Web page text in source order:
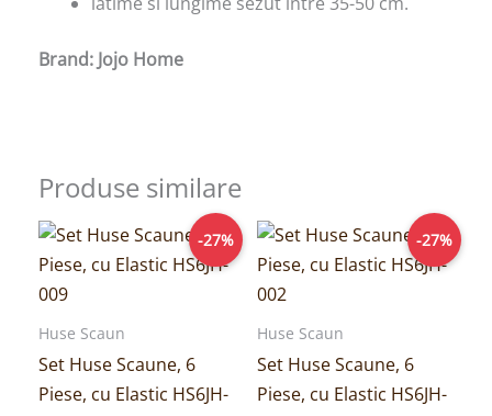
Brand: Jojo Home
Produse similare
-27%
Huse Scaun
Set Huse Scaune, 6
Piese, cu Elastic HS6JH-
Prețul
inițial
a
Prețul
curent
este:
-27%
Huse Scaun
Set Huse Scaune, 6
Piese, cu Elastic HS6JH-
Prețul
inițial
a
Prețul
curent
este: